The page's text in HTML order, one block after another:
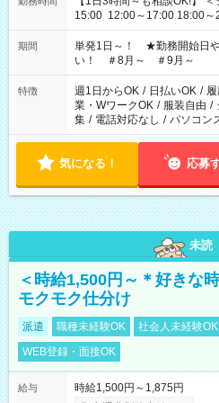
15:00 12:00～17:00 18:00～21:00 など こち
お気軽にご相談ください！
期間
単発1日～！ ★勤務開始日や
い！ ＃8月～ ＃9月～
特徴 週1日からOK / 日払いOK /
業・WワークOK / 服装自由 /
集 / 電話対応なし / パソコン
気になる！ 応募
未読
＜時給1,500円～＊好きな
モクモク仕分け
派遣 職種未経験OK 社会人未経験OK
WEB登録・面接OK
給与
時給1,500円～1,875円